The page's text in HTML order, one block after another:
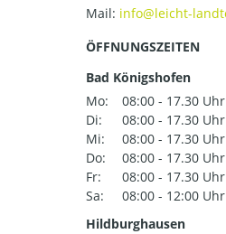
Mail:
ÖFFNUNGSZEITEN
Bad Königshofen
Mo:
08:00 - 17.30 Uhr
Di:
08:00 - 17.30 Uhr
Mi:
08:00 - 17.30 Uhr
Do:
08:00 - 17.30 Uhr
Fr:
08:00 - 17.30 Uhr
Sa:
08:00 - 12:00 Uhr
Hildburghausen